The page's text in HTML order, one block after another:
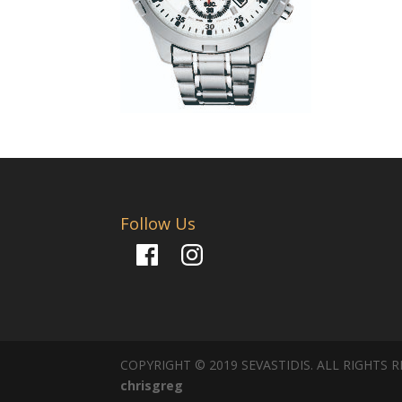
Follow Us
FacebookInstagram
COPYRIGHT © 2019 SEVASTIDIS. ALL RIGHTS
chrisgreg